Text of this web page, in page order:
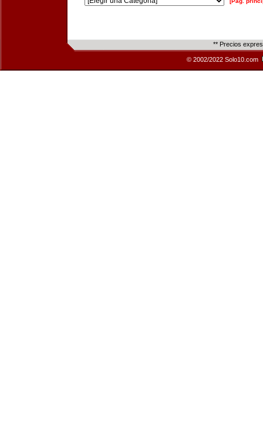
** Precios
© 2002/2022 Solo10.com